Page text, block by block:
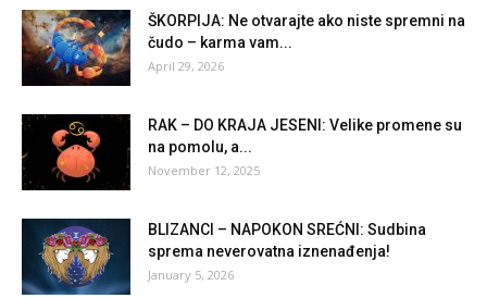
ŠKORPIJA: Ne otvarajte ako niste spremni na
čudo – karma vam...
April 29, 2026
RAK – DO KRAJA JESENI: Velike promene su
na pomolu, a...
November 12, 2025
BLIZANCI – NAPOKON SREĆNI: Sudbina
sprema neverovatna iznenađenja!
January 5, 2026